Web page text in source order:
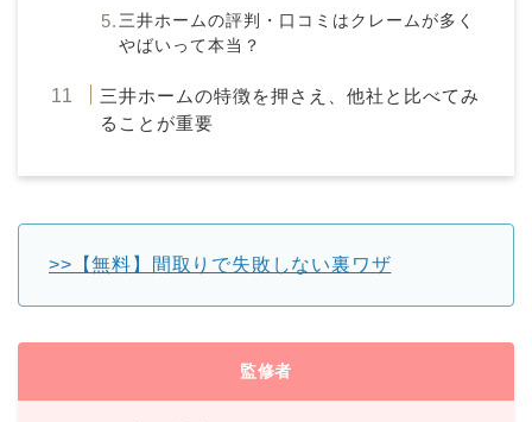
三井ホームの評判・口コミはクレームが多く
やばいって本当？
三井ホームの特徴を押さえ、他社と比べてみ
ることが重要
>>【無料】間取りで失敗しない裏ワザ
監修者